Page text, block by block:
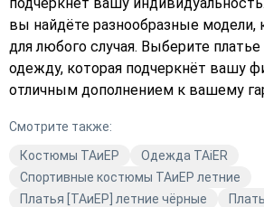
вы найдёте разнообразные модели,
для любого случая. Выберите
одежду, которая подчеркнёт вашу
отличным дополнением к вашему
ТАиЕР.
Смотрите также:
Костюмы TAиЕР
Одежда TAiER
Спортивные костюмы ТАиЕР летние
Платья [ТАиЕР] летние чёрные